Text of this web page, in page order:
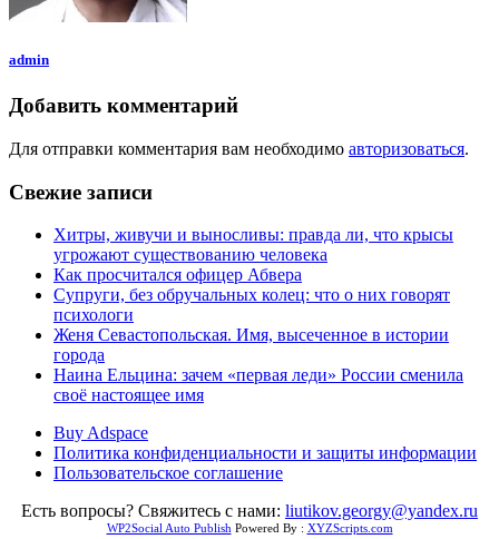
admin
Добавить комментарий
Для отправки комментария вам необходимо авторизоваться.
Свежие записи
Хитры, живучи и выносливы: правда ли, что крысы
угрожают существованию человека
Как просчитался офицер Абвера
Супруги, без обручальных колец: что о них говорят
психологи
Женя Севастопольская. Имя, высеченное в истории
города
Наина Ельцина: зачем «первая леди» России сменила
своё настоящее имя
Buy Adspace
Политика конфиденциальности и защиты информации
Пользовательское соглашение
Есть вопросы? Свяжитесь с нами: liutikov.georgy@yandex.ru
WP2Social Auto PublishPowered By : XYZScripts.com